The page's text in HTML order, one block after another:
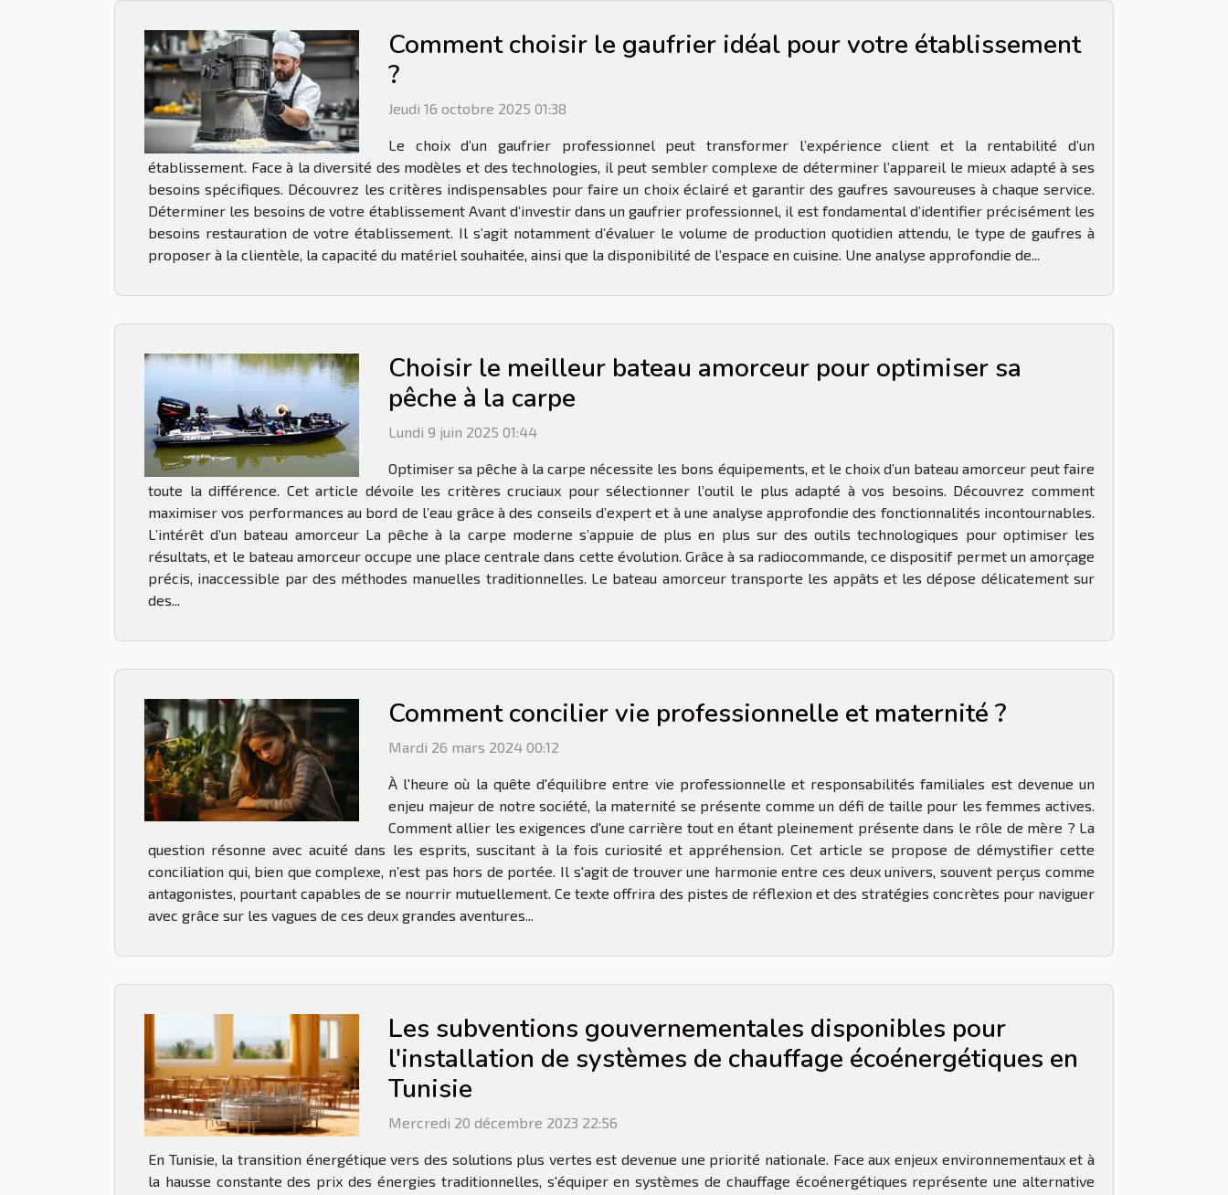
Comment choisir le gaufrier idéal pour votre établissement
?
Jeudi 16 octobre 2025 01:38
Le choix d’un gaufrier professionnel peut transformer l’expérience client et la rentabilité d’un
établissement. Face à la diversité des modèles et des technologies, il peut sembler complexe de déterminer l’appareil le mieux adapté à ses
besoins spécifiques. Découvrez les critères indispensables pour faire un choix éclairé et garantir des gaufres savoureuses à chaque service.
Déterminer les besoins de votre établissement Avant d’investir dans un gaufrier professionnel, il est fondamental d’identifier précisément les
besoins restauration de votre établissement. Il s’agit notamment d’évaluer le volume de production quotidien attendu, le type de gaufres à
proposer à la clientèle, la capacité du matériel souhaitée, ainsi que la disponibilité de l’espace en cuisine. Une analyse approfondie de...
Choisir le meilleur bateau amorceur pour optimiser sa
pêche à la carpe
Lundi 9 juin 2025 01:44
Optimiser sa pêche à la carpe nécessite les bons équipements, et le choix d’un bateau amorceur peut faire
toute la différence. Cet article dévoile les critères cruciaux pour sélectionner l’outil le plus adapté à vos besoins. Découvrez comment
maximiser vos performances au bord de l’eau grâce à des conseils d’expert et à une analyse approfondie des fonctionnalités incontournables.
L’intérêt d’un bateau amorceur La pêche à la carpe moderne s’appuie de plus en plus sur des outils technologiques pour optimiser les
résultats, et le bateau amorceur occupe une place centrale dans cette évolution. Grâce à sa radiocommande, ce dispositif permet un amorçage
précis, inaccessible par des méthodes manuelles traditionnelles. Le bateau amorceur transporte les appâts et les dépose délicatement sur
des...
Comment concilier vie professionnelle et maternité ?
Mardi 26 mars 2024 00:12
À l'heure où la quête d'équilibre entre vie professionnelle et responsabilités familiales est devenue un
enjeu majeur de notre société, la maternité se présente comme un défi de taille pour les femmes actives.
Comment allier les exigences d'une carrière tout en étant pleinement présente dans le rôle de mère ? La
question résonne avec acuité dans les esprits, suscitant à la fois curiosité et appréhension. Cet article se propose de démystifier cette
conciliation qui, bien que complexe, n’est pas hors de portée. Il s'agit de trouver une harmonie entre ces deux univers, souvent perçus comme
antagonistes, pourtant capables de se nourrir mutuellement. Ce texte offrira des pistes de réflexion et des stratégies concrètes pour naviguer
avec grâce sur les vagues de ces deux grandes aventures...
Les subventions gouvernementales disponibles pour
l'installation de systèmes de chauffage écoénergétiques en
Tunisie
Mercredi 20 décembre 2023 22:56
En Tunisie, la transition énergétique vers des solutions plus vertes est devenue une priorité nationale. Face aux enjeux environnementaux et à
la hausse constante des prix des énergies traditionnelles, s'équiper en systèmes de chauffage écoénergétiques représente une alternative